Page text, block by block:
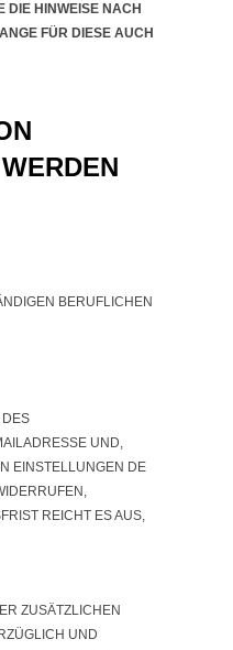
DIE HINWEISE NACH
FÜR DIESE AUCH
BERUFLICHEN T
DES
UND,
EINSTELLUNGEN DE
REICHT ES AUS,
ZUSÄTZLICHEN K
UND S